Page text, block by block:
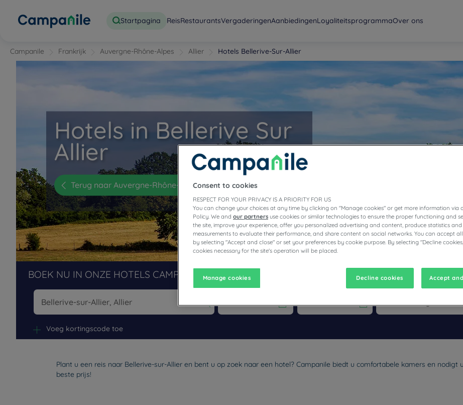
Startpagina ReisRestaurantsVergaderingenAanbiedingenLoyaliteitsprogrammaOver ons
Campanile Frankrijk Auvergne-Rhône-Alpes Allier Hotels Bellerive-Sur-Allier
Hotels in Bellerive Sur
Allier
Terug naar Auvergne-Rhône-Alpes
BOEK NU IN ONZE HOTELS CAMPANILE
Voeg kortingscode toe
Plant u een reis naar Bellerive-sur-Allier en bent u op zoek naar een hotel? Campanile biedt u comfortabele kamers en
beste prijs!
Consent to cookies
RESPECT FOR YOUR PRIVACY IS A PRIORITY FOR US
You can change your choices at any time by clicking on "Manage cookies" or get more information via
Policy. We and our partners use cookies or similar technologies to ensure the proper functioning and
the site, improve your experience, offer you personalized advertising and content, produce statistics
measurements to evaluate their performance, and share content on social networks. You can accept
by selecting "Accept and close" or set your preferences by cookie purpose. By selecting "Decline
cookies necessary for the site's operation will be placed.
Manage cookies Decline cookies Accept